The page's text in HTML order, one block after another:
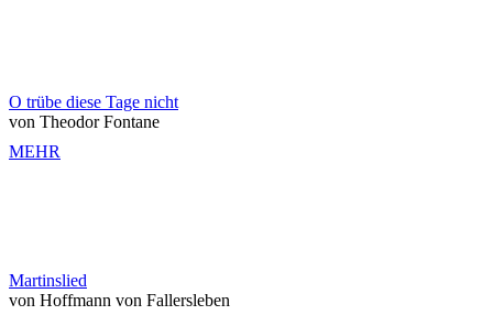
O trübe diese Tage nicht
von Theodor Fontane
MEHR
Martinslied
von Hoffmann von Fallersleben